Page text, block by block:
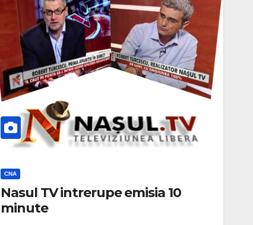
CNA
Nasul TV intrerupe emisia 10
minute